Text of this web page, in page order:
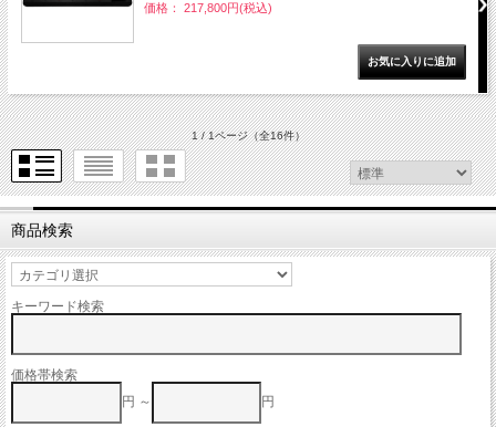
価格： 217,800円(税込)
1 / 1ページ（全16件）
商品検索
キーワード検索
価格帯検索
円 ～
円